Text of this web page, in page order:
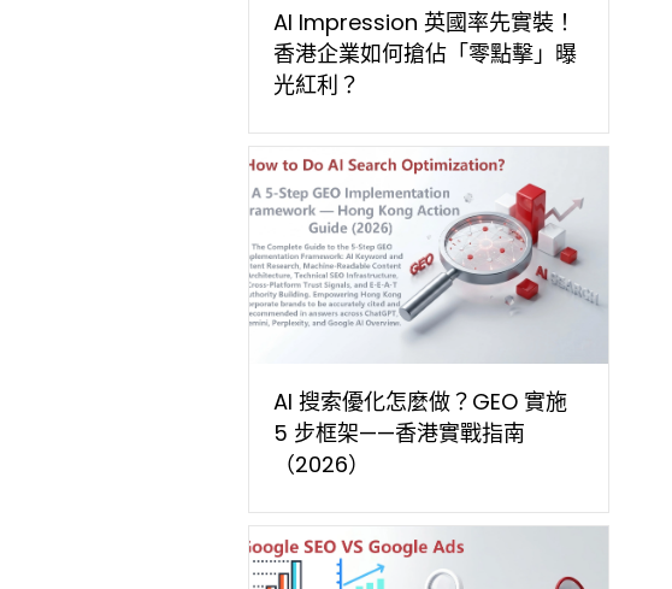
AI Impression 英國率先實裝！
香港企業如何搶佔「零點擊」曝
光紅利？
AI 搜索優化怎麼做？GEO 實施
5 步框架——香港實戰指南
（2026）